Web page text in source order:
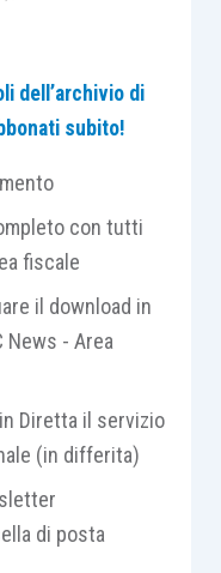
si compone di 2
(fee fissa);
giornaliero
relativamente
alla
del biglietto e
dal cliente. È
di viaggio non
in quanto ai
applicato un
dell’archivio di
subito!
con tutti
fiscale
il download in
- Area
Diretta il servizio
(in differita)
di posta